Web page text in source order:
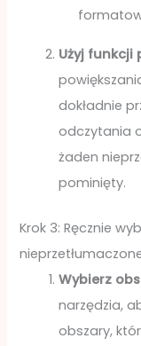
Użyj funkcji
dokładnie
odczytania
żaden
pominięty.
Krok 3: Ręcznie
Wybierz
narzędzia,
obszary,